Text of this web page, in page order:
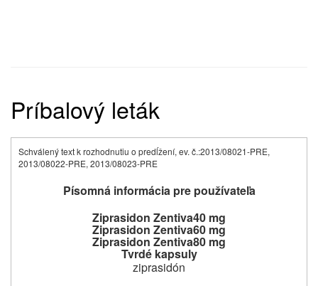
Príbalový leták
Schválený text k rozhodnutiu o predĺžení, ev. č.:2013/08021-PRE,
2013/08022-PRE, 2013/08023-PRE
Písomná informácia pre používateľa
Ziprasidon Zentiva40 mg
Ziprasidon Zentiva60 mg
Ziprasidon Zentiva80 mg
Tvrdé kapsuly
ziprasidón